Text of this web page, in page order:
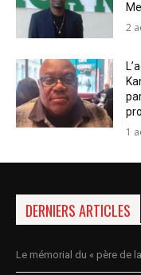
2
1
DERNIERS ARTICLES
Le mémorial du « père de